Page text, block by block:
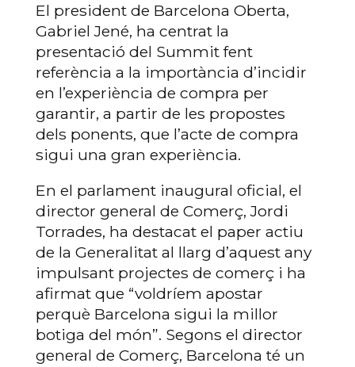
El president de Barcelona Oberta,
Gabriel Jené, ha centrat la
presentació del Summit fent
referència a la importància d’incidir
en l’experiència de compra per
garantir, a partir de les propostes
dels ponents, que l’acte de compra
sigui una gran experiència.
En el parlament inaugural oficial, el
director general de Comerç, Jordi
Torrades, ha destacat el paper actiu
de la Generalitat al llarg d’aquest any
impulsant projectes de comerç i ha
afirmat que “voldríem apostar
perquè Barcelona sigui la millor
botiga del món”. Segons el director
general de Comerç, Barcelona té un